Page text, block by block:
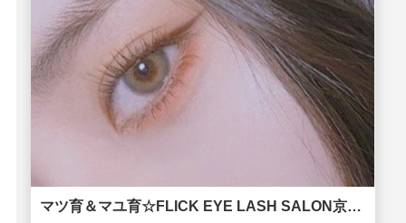
マツ育＆マユ育☆FLICK EYE LASH SALON京都河原町店